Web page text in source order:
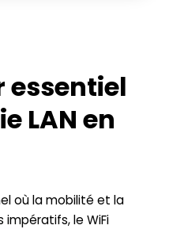
essentiel
LAN en
où la mobilité et la
le WiFi